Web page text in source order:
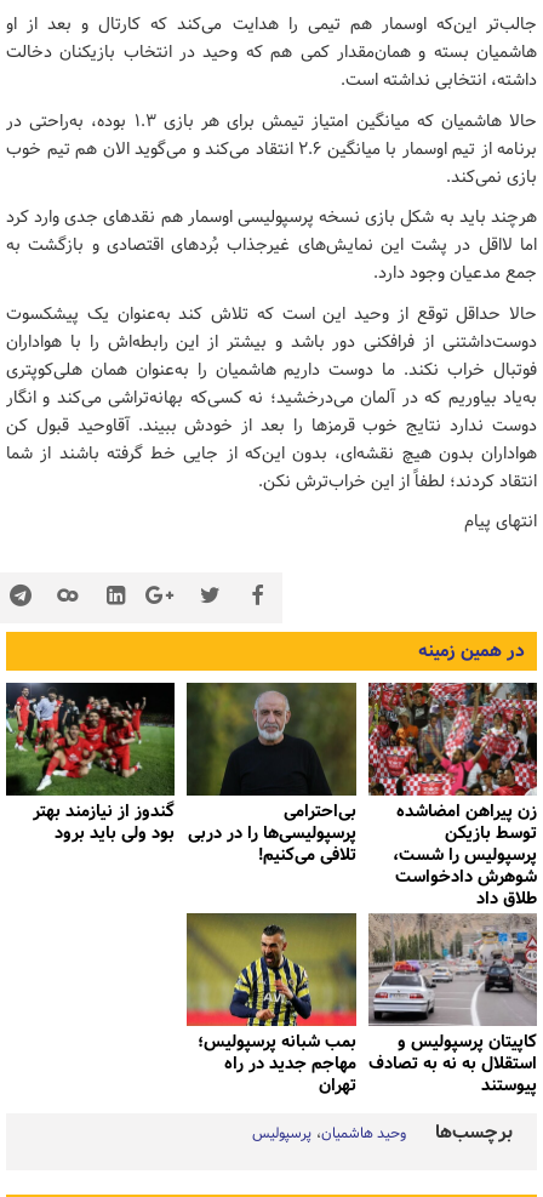
جالب‌تر این‌که اوسمار هم تیمی را هدایت می‌کند که کارتال و بعد از او
هاشمیان بسته و همان‌مقدار کمی هم که وحید در انتخاب بازیکنان دخالت
داشته، انتخابی نداشته است.
حالا هاشمیان که میانگین امتیاز تیمش برای هر بازی ۱.۳ بوده، به‌راحتی در
برنامه از تیم اوسمار با میانگین ۲.۶ انتقاد می‌کند و می‌گوید الان هم تیم خوب
بازی نمی‌کند.
هرچند باید به شکل بازی نسخه پرسپولیسی اوسمار هم نقدهای جدی وارد کرد
اما لااقل در پشت این نمایش‌های غیرجذاب بُردهای اقتصادی و بازگشت به
جمع مدعیان وجود دارد.
حالا حداقل توقع از وحید این است که تلاش کند به‌عنوان یک پیش‎کسوت
دوست‌داشتنی از فرافکنی دور باشد و بیشتر از این رابطه‌اش را با هواداران
فوتبال خراب نکند. ما دوست داریم هاشمیان را به‌عنوان همان هلی‌کوپتری
به‌یاد بیاوریم که در آلمان می‌درخشید؛ نه کسی‌که بهانه‌تراشی می‌کند و انگار
دوست ندارد نتایج خوب قرمزها را بعد از خودش ببیند. آقاوحید قبول کن
هواداران بدون هیچ نقشه‌ای، بدون این‌که از جایی خط گرفته باشند از شما
انتقاد کردند؛ لطفاً از این خراب‌ترش نکن.
انتهای پیام
در همین زمینه
زن پیراهن امضاشده
توسط بازیکن
پرسپولیس را شست،
شوهرش دادخواست
طلاق داد
بی‌احترامی
پرسپولیسی‌ها را در دربی
تلافی می‌کنیم!
گندوز از نیازمند بهتر
بود ولی باید برود
کاپیتان پرسپولیس و
استقلال به نه به تصادف
پیوستند
بمب شبانه پرسپولیس؛
مهاجم جدید در راه
تهران
برچسب‌ها وحید هاشمیان پرسپولیس